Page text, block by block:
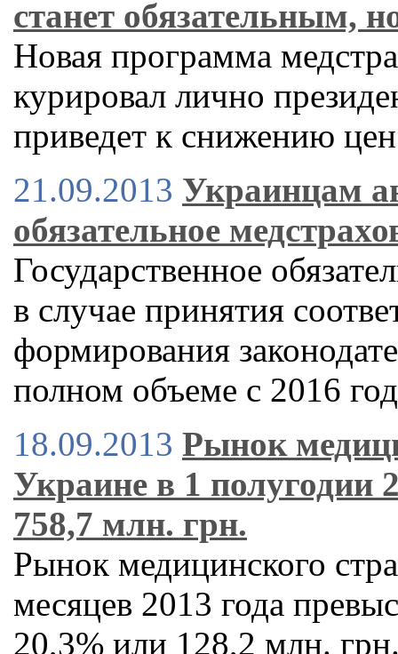
станет обязательным,
Новая программа
курировал лично
приведет к снижению
21.09.2013 Украинцам
обязательное
Государственное
в случае принятия
формирования
полном объеме с 2016
18.09.2013 Рынок
Украине в 1 полугодии
758,7 млн. грн.
Рынок медицинского
месяцев 2013 года
20,3% или 128,2 млн.